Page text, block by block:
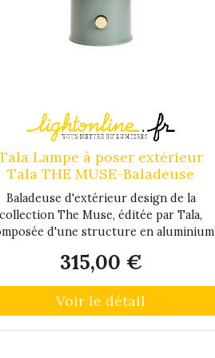
Lampe à poser extérieur
Tala THE MUSE-Baladeuse
Extérieure Métal H43cm Vert
Baladeuse d'extérieur design de la
collection The Muse, éditée par Tala,
d'une structure en aluminium
l'ampoule. Elle est également
son transport. La lampe Muse est la
lampe portable lancée par la
Tala en collaboration avec l'autre
315,00 €